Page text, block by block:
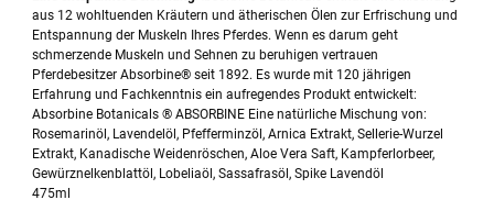
aus 12 wohltuenden Kräutern und ätherischen Ölen zur Erfrischung und
Entspannung der Muskeln Ihres Pferdes. Wenn es darum geht
schmerzende Muskeln und Sehnen zu beruhigen vertrauen
Pferdebesitzer Absorbine® seit 1892. Es wurde mit 120 jährigen
Erfahrung und Fachkenntnis ein aufregendes Produkt entwickelt:
Absorbine Botanicals ® ABSORBINE Eine natürliche Mischung von:
Rosemarinöl, Lavendelöl, Pfefferminzöl, Arnica Extrakt, Sellerie-Wurzel
Extrakt, Kanadische Weidenröschen, Aloe Vera Saft, Kampferlorbeer,
Gewürznelkenblattöl, Lobeliaöl, Sassafrasöl, Spike Lavendöl
475ml